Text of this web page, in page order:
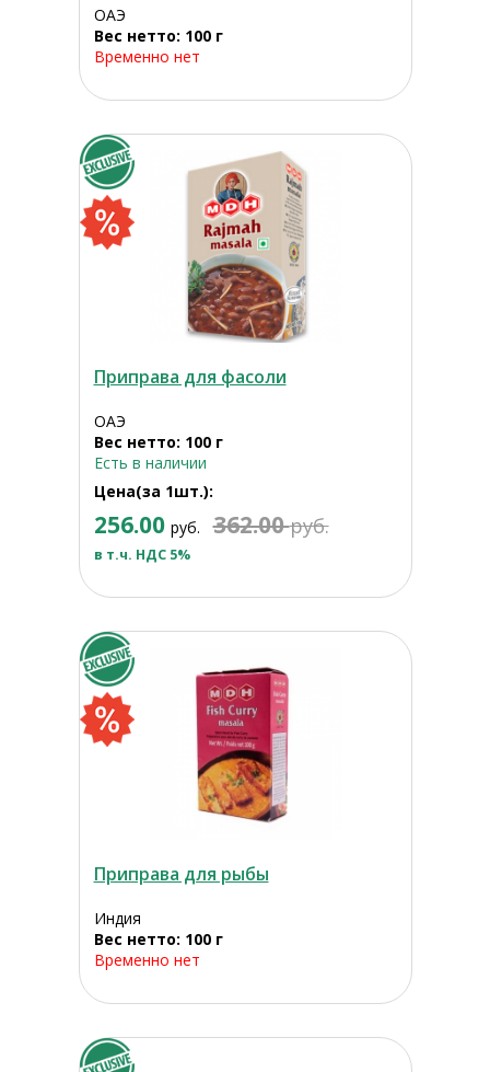
ОАЭ
Вес нетто: 100 г
Временно нет
Приправа для фасоли
ОАЭ
Вес нетто: 100 г
Есть в наличии
Цена(за 1шт.):
256.00 руб. 362.00руб.
в т.ч. НДС 5%
Приправа для рыбы
Индия
Вес нетто: 100 г
Временно нет